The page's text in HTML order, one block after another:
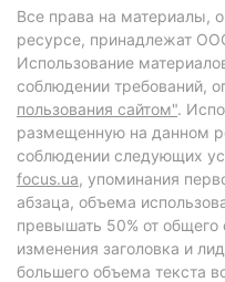
Все права на материалы,
ресурсе, принадлежат
Использование
соблюдении требований,
пользования сайтом".
размещенную на данном
соблюдении следующих
focus.ua, упоминания
абзаца, объема
превышать 50% от общего
изменения заголовка и
большего объема текста